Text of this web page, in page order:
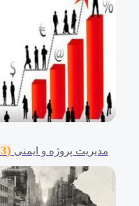
مدیریت پروژه و ایمنی (213)